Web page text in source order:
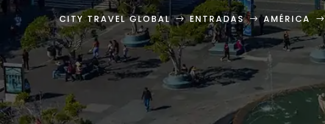
CITY TRAVEL GLOBAL $ ENTRADAS $ AMÉRICA $